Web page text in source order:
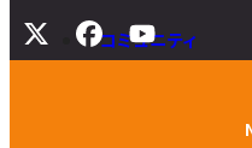
コミュニティ